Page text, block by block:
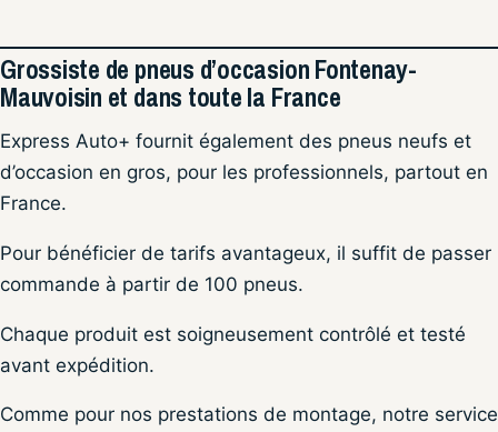
Grossiste de pneus d’occasion Fontenay-
Mauvoisin et dans toute la France
Express Auto+ fournit également des pneus neufs et
d’occasion en gros, pour les professionnels, partout en
France.
Pour bénéficier de tarifs avantageux, il suffit de passer
commande à partir de 100 pneus.
Chaque produit est soigneusement contrôlé et testé
avant expédition.
Comme pour nos prestations de montage, notre service